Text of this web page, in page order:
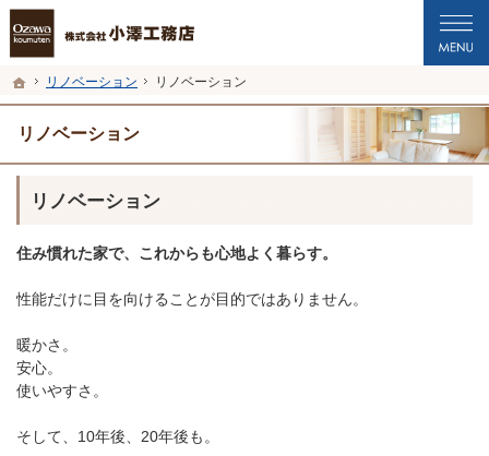
ホーム
リノベーション リノベーション
リノベーション
プロの目線からご提案。福井市・鯖江市・坂井市の注文住宅・新築戸建てを手が
福井市・鯖江市・坂井市の新築・注文住宅・新築戸建てを手がける工務店なら小澤
リノベーション
住み慣れた家で、これからも心地よく暮らす。
性能だけに目を向けることが目的ではありません。
暖かさ。
安心。
使いやすさ。
そして、10年後、20年後も。